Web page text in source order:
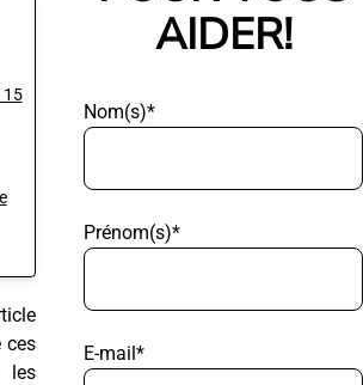
15
ces
les
AIDER!
Nom(s)*
Prénom(s)*
E-mail*